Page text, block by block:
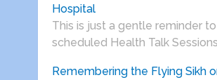
Hospital
This is just a gentle reminder
scheduled Health Talk
Remembering the Flying Sikh